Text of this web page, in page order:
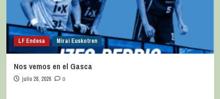
LF Endesa Mirai Euskotren
Nos vemos en el Gasca
julio 28, 2026 0